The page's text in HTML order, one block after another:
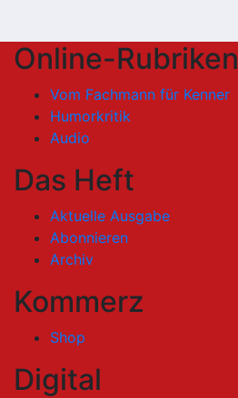
Online-Rubriken
Vom Fachmann für Kenner
Humorkritik
Audio
Das Heft
Aktuelle Ausgabe
Abonnieren
Archiv
Kommerz
Shop
Digital